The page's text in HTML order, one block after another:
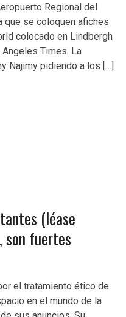
Regional del
que se coloquen afiches
colocado en Lindbergh
Times. La
Najimy pidiendo a los […]
(léase
son fuertes
el tratamiento ético de
en el mundo de la